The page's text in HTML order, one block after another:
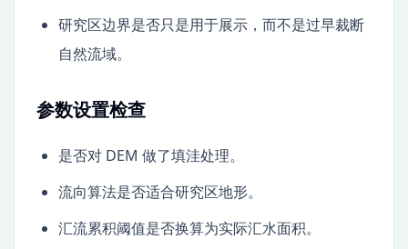
研究区边界是否只是用于展示，而不是过早裁断
自然流域。
参数设置检查
是否对 DEM 做了填洼处理。
流向算法是否适合研究区地形。
汇流累积阈值是否换算为实际汇水面积。